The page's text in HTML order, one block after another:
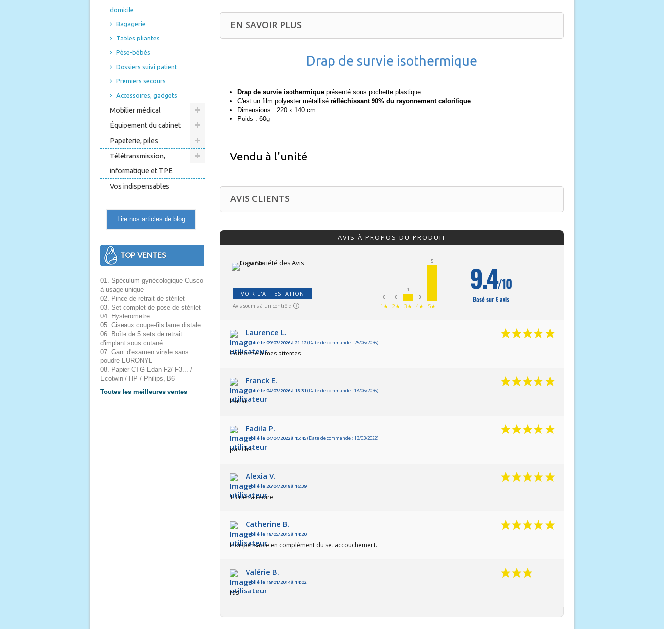
domicile
Bagagerie
Tables pliantes
Pèse-bébés
Dossiers suivi patient
Premiers secours
Accessoires, gadgets
Mobilier médical
Équipement du cabinet
Papeterie, piles
Télétransmission,
informatique et TPE
Vos indispensables
Lire nos articles de blog
TOP VENTES
01. Spéculum gynécologique Cusco
à usage unique
02. Pince de retrait de stérilet
03. Set complet de pose de stérilet
04. Hystéromètre
05. Ciseaux coupe-fils lame distale
06. Boîte de 5 sets de retrait
d'implant sous cutané
07. Gant d'examen vinyle sans
poudre EURONYL
08. Papier CTG Edan F2/ F3... /
Ecotwin / HP / Philips, B6
Toutes les meilleures ventes
EN SAVOIR PLUS
Drap de survie isothermique
Drap de survie isothermique présenté sous pochette plastique
C'est un film polyester métallisé réfléchissant 90% du rayonnement calorifique
Dimensions : 220 x 140 cm
Poids : 60g
Vendu à l'unité
AVIS CLIENTS
AVIS À PROPOS DU PRODUIT
VOIR L'ATTESTATION
Avis soumis à un contrôle
0
1★
0
2★
1
3★
0
4★
5
5★
9.4/10
Basé sur 6 avis
Laurence L.
Publié le 09/07/2026 à 21:12(Date de commande : 25/06/2026)
Conforme à mes attentes
Franck E.
Publié le 04/07/2026 à 18:31 (Date de commande : 18/06/2026)
Parfait
Fadila P.
Publié le 04/04/2022 à 15:45(Date de commande : 13/03/2022)
pas cher
Alexia V.
Publié le 26/04/2018 à 16:39
TB rien à redire
Catherine B.
Publié le 18/05/2015 à 14:20
Indispensable en complément du set accouchement.
Valérie B.
Publié le 19/01/2014 à 14:02
ras